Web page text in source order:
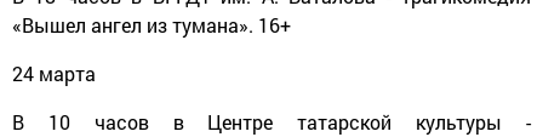
«Вышел ангел из тумана». 16+
24 марта
В 10 часов в Центре татарской культуры -